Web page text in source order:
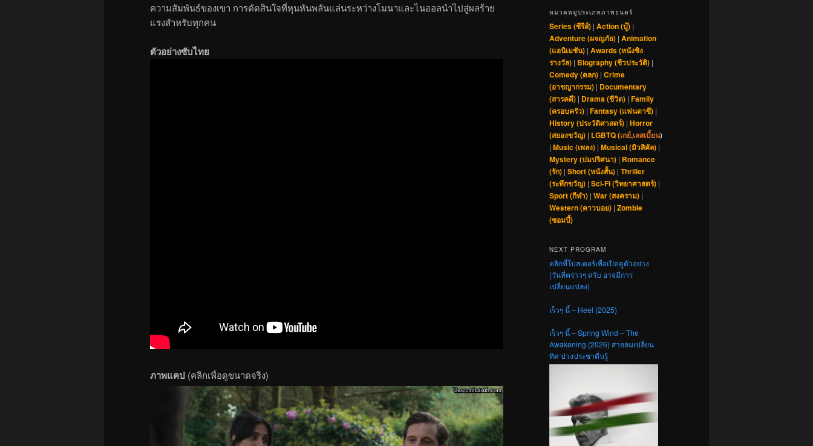
ความสัมพันธ์ของเขา การตัดสินใจที่หุนหันพลันแล่นระหว่างโมนาและไนออลนำไปสู่ผลร้าย
แรงสำหรับทุกคน
ตัวอย่างซับไทย
ภาพแคป (คลิกเพื่อดูขนาดจริง)
หมวดหมู่ประเภทภาพยนตร์
Series (ซีรีส์) | Action (บู๊) |
Adventure (ผจญภัย) | Animation
(แอนิเมชัน) | Awards (หนังชิง
รางวัล) | Biography (ชีวประวัติ) |
Comedy (ตลก) | Crime
(อาชญากรรม) | Documentary
(สารคดี) | Drama (ชีวิต) | Family
(ครอบครัว) | Fantasy (แฟนตาซี) |
History (ประวัติศาสตร์) | Horror
(สยองขวัญ) | LGBTQ (เกย์,เลสเบี้ยน)
| Music (เพลง) | Musical (มิวสิคัล) |
Mystery (ปมปริศนา) | Romance
(รัก) | Short (หนังสั้น) | Thriller
(ระทึกขวัญ) | Sci-Fi (วิทยาศาสตร์) |
Sport (กีฬา) | War (สงคราม) |
Western (คาวบอย) | Zombie
(ซอมบี้)
NEXT PROGRAM
คลิกที่โปสเตอร์เพื่อเปิดดูตัวอย่าง
(วันที่คร่าวๆ ครับ อาจมีการ
เปลี่ยนแปลง)
เร็วๆ นี้ – Heel (2025)
เร็วๆ นี้ – Spring Wind – The
Awakening (2026) สายลมเปลี่ยน
ทิศ ปวงประชาตื่นรู้